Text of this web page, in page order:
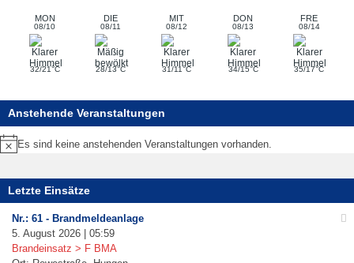
MON
08/10
DIE
08/11
MIT
08/12
DON
08/13
FRE
08/14
32/21°C 28/13°C 31/11°C 34/15°C 35/17°C
Anstehende Veranstaltungen
Hinweis
Es sind keine anstehenden Veranstaltungen vorhanden.
Letzte Einsätze
Nr.: 61 - Brandmeldeanlage
5. August 2026 | 05:59
Brandeinsatz > F BMA